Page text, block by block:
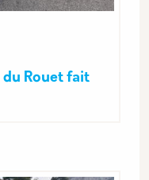
Rouet fait